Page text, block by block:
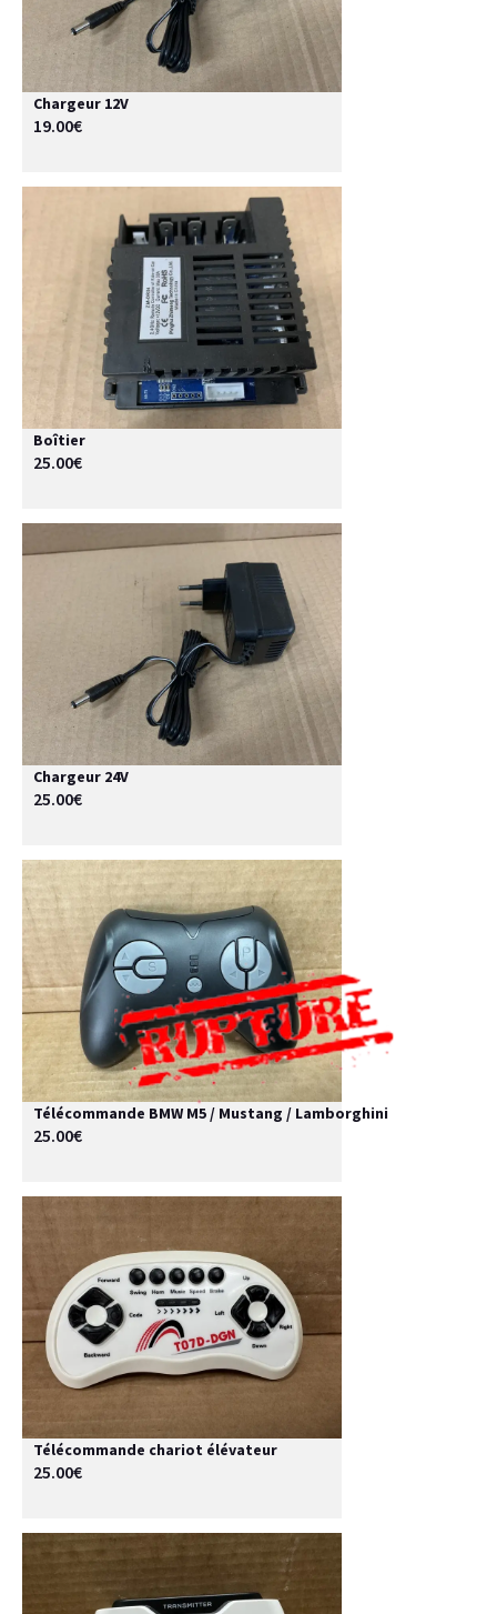
Chargeur 12V
19.00€
Boîtier
25.00€
Chargeur 24V
25.00€
Télécommande BMW M5 / Mustang / Lamborghini
25.00€
Télécommande chariot élévateur
25.00€